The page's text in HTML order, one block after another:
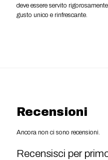
deve essere servito
gusto unico e rinfrescante.
Recensioni
Ancora non ci sono recensioni.
Recensisci per